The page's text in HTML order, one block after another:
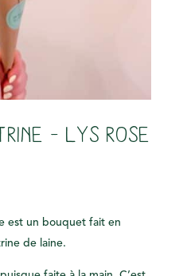
– Lys rose
est un bouquet fait en
de laine.